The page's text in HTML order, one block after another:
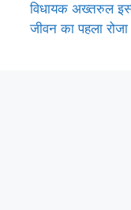
विधायक अख्तरुल
जीवन का पहला